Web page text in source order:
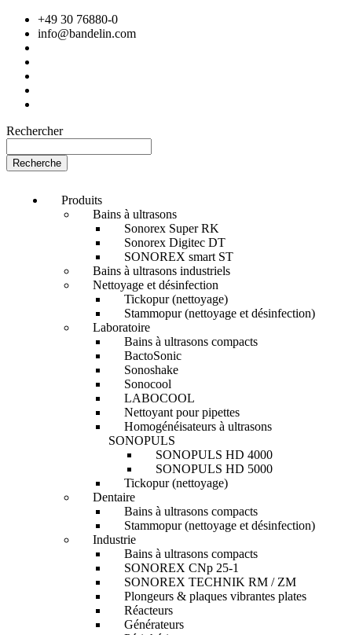
+49 30 76880-0
info@bandelin.com
Rechercher
Recherche
Produits
Bains à ultrasons
Sonorex Super RK
Sonorex Digitec DT
SONOREX smart ST
Bains à ultrasons industriels
Nettoyage et désinfection
Tickopur (nettoyage)
Stammopur (nettoyage et désinfection)
Laboratoire
Bains à ultrasons compacts
BactoSonic
Sonoshake
Sonocool
LABOCOOL
Nettoyant pour pipettes
Homogénéisateurs à ultrasons
SONOPULS
SONOPULS HD 4000
SONOPULS HD 5000
Tickopur (nettoyage)
Dentaire
Bains à ultrasons compacts
Stammopur (nettoyage et désinfection)
Industrie
Bains à ultrasons compacts
SONOREX CNp 25-1
SONOREX TECHNIK RM / ZM
Plongeurs & plaques vibrantes plates
Réacteurs
Générateurs